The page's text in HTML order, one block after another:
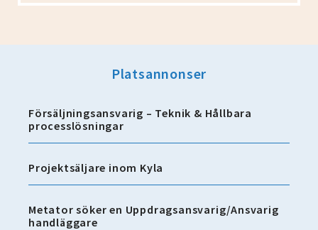
Platsannonser
Försäljningsansvarig – Teknik & Hållbara
processlösningar
Projektsäljare inom Kyla
Metator söker en Uppdragsansvarig/Ansvarig
handläggare